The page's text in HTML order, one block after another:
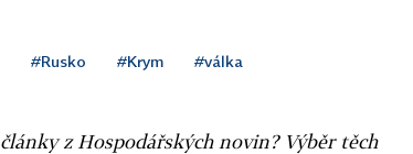
#Rusko #Krym #válka
z Hospodářských novin? Výběr těch